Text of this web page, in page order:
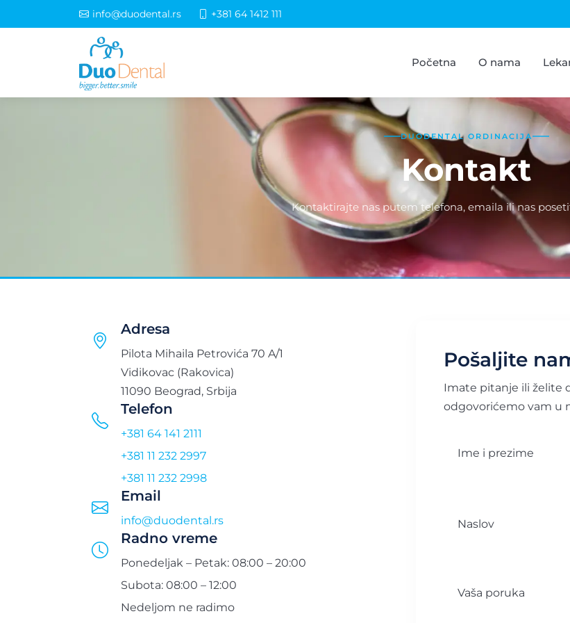
info@duodental.rs +381 64 1412 111
Početna O nama
DUODENTAL ORDINACIJA
Kontakt
Kontaktirajte nas putem telefona, emaila ili nas
Adresa
Pilota Mihaila Petrovića 70 A/1
Vidikovac (Rakovica)
11090 Beograd, Srbija
Telefon
+381 64 141 2111
+381 11 232 2997
+381 11 232 2998
Email
info@duodental.rs
Radno vreme
Ponedeljak – Petak: 08:00 – 20:00
Subota: 08:00 – 12:00
Nedeljom ne radimo
Pošaljite
Imate pitanje ili želite
odgovorićemo vam u